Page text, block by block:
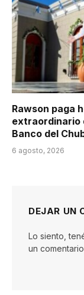
Rawson paga
extraordinario
Banco del
6 agosto, 2026
DEJAR UN
Lo siento,
un